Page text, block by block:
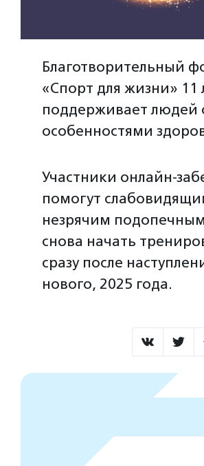
Благотворительный
«Спорт для жизни» 11
поддерживает людей
особенностями
Участники онлайн-
помогут
незрячим
снова начать
сразу после
нового, 2025 года.